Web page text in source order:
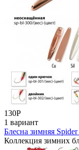
130Р
1 вариант
Блесна зимняя
Коллекция зимних